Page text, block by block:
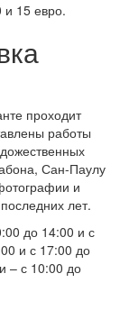
и 15 евро.
проходит
работы
Сан-Паулу
и
лет.
до 14:00 и с
и с 17:00 до
– с 10:00 до